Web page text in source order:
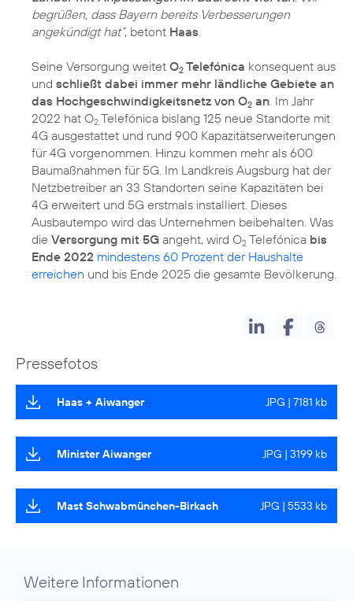
begrüßen, dass Bayern bereits Verbesserungen
angekündigt hat“, betont Haas.
Seine Versorgung weitet O2 Telefónica konsequent aus
und schließt dabei immer mehr ländliche Gebiete an
das Hochgeschwindigkeitsnetz von O2 an. Im Jahr
2022 hat O2 Telefónica bislang 125 neue Standorte mit
4G ausgestattet und rund 900 Kapazitätserweiterungen
für 4G vorgenommen. Hinzu kommen mehr als 600
Baumaßnahmen für 5G. Im Landkreis Augsburg hat der
Netzbetreiber an 33 Standorten seine Kapazitäten bei
4G erweitert und 5G erstmals installiert. Dieses
Ausbautempo wird das Unternehmen beibehalten. Was
die Versorgung mit 5G angeht, wird O2 Telefónica bis
Ende 2022 mindestens 60 Prozent der Haushalte
erreichen und bis Ende 2025 die gesamte Bevölkerung.
Pressefotos
Haas + Aiwanger JPG | 7181 kb
Minister Aiwanger JPG | 3199 kb
Mast Schwabmünchen-Birkach JPG | 5533 kb
Weitere Informationen